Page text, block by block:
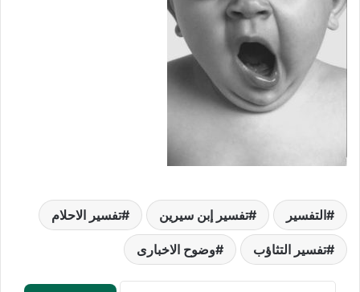
التفسير تفسير إبن سيرين تفسير الاحلام
تفسير التثاؤب وضوح الاخبارى